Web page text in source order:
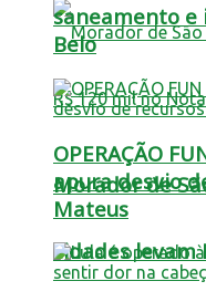
Morador de
cidades levam
saneamento
Belo
OPERAÇÃO
apura desvio
Mateus